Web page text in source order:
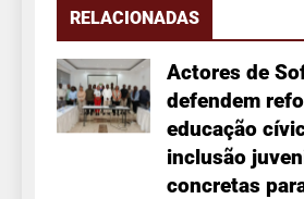
RELACIONADAS
Actores de
defendem
educação
inclusão
concretas